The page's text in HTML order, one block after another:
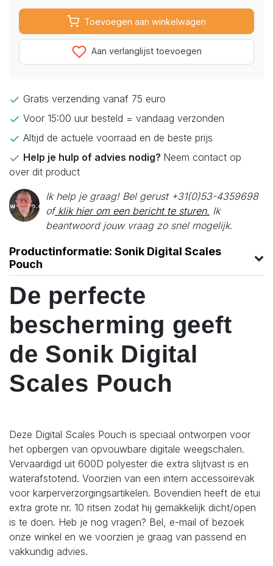
Toevoegen aan winkelwagen
Aan verlanglijst toevoegen
Gratis verzending vanaf 75 euro
Voor 15:00 uur besteld = vandaag verzonden
Altijd de actuele voorraad en de beste prijs
Help je hulp of advies nodig? Neem contact op
over dit product
Ik help je graag! Bel gerust +31(0)53-4359698
ofklik hier om een bericht te sturen. Ik
beantwoord jouw vraag zo snel mogelijk.
Productinformatie: Sonik Digital Scales
Pouch
De perfecte
bescherming geeft
de Sonik Digital
Scales Pouch
Deze Digital Scales Pouch is speciaal ontworpen voor
het opbergen van opvouwbare digitale weegschalen.
Vervaardigd uit 600D polyester die extra slijtvast is en
waterafstotend. Voorzien van een intern accessoirevak
voor karperverzorgingsartikelen. Bovendien heeft de etui
extra grote nr. 10 ritsen zodat hij gemakkelijk dicht/open
is te doen. Heb je nog vragen? Bel, e-mail of bezoek
onze winkel en we voorzien je graag van passend en
vakkundig advies.